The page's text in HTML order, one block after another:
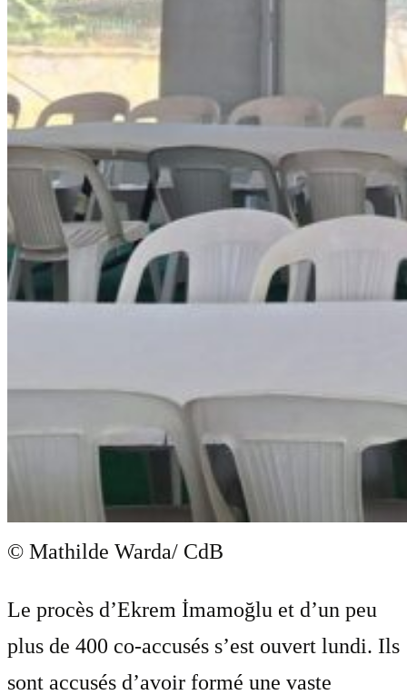
© Mathilde Warda/ CdB
Le procès d’Ekrem İmamoğlu et d’un peu
plus de 400 co-accusés s’est ouvert lundi. Ils
sont accusés d’avoir formé une vaste